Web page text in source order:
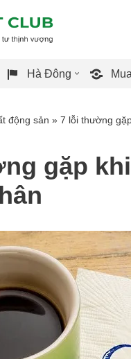
Hà Đông
động sản » 7 lỗi thường
gặp